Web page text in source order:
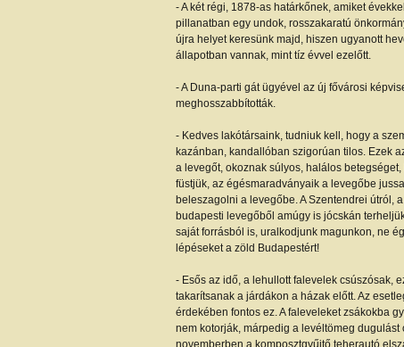
- A két régi, 1878-as határkőnek, amiket
pillanatban egy undok, rosszakaratú
újra helyet keresünk majd, hiszen ugyanott
állapotban vannak, mint tíz évvel ezelőtt.
- A Duna-parti gát ügyével az új fővárosi
meghosszabbították.
- Kedves lakótársaink, tudniuk kell, hogy a
kazánban, kandallóban szigorúan tilos. Ezek
a levegőt, okoznak súlyos, halálos
füstjük, az égésmaradványaik a levegőbe
beleszagolni a levegőbe. A Szentendrei útról,
budapesti levegőből amúgy is jócskán
saját forrásból is, uralkodjunk magunkon, ne
lépéseket a zöld Budapestért!
- Esős az idő, a lehullott falevelek csúszósak,
takarítsanak a járdákon a házak előtt. Az
érdekében fontos ez. A faleveleket zsákokba
nem kotorják, márpedig a levéltömeg dugulást
novemberben a komposztgyűjtő teherautó